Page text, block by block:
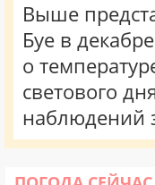
Выше
Буе в
о
светового
наблюдений